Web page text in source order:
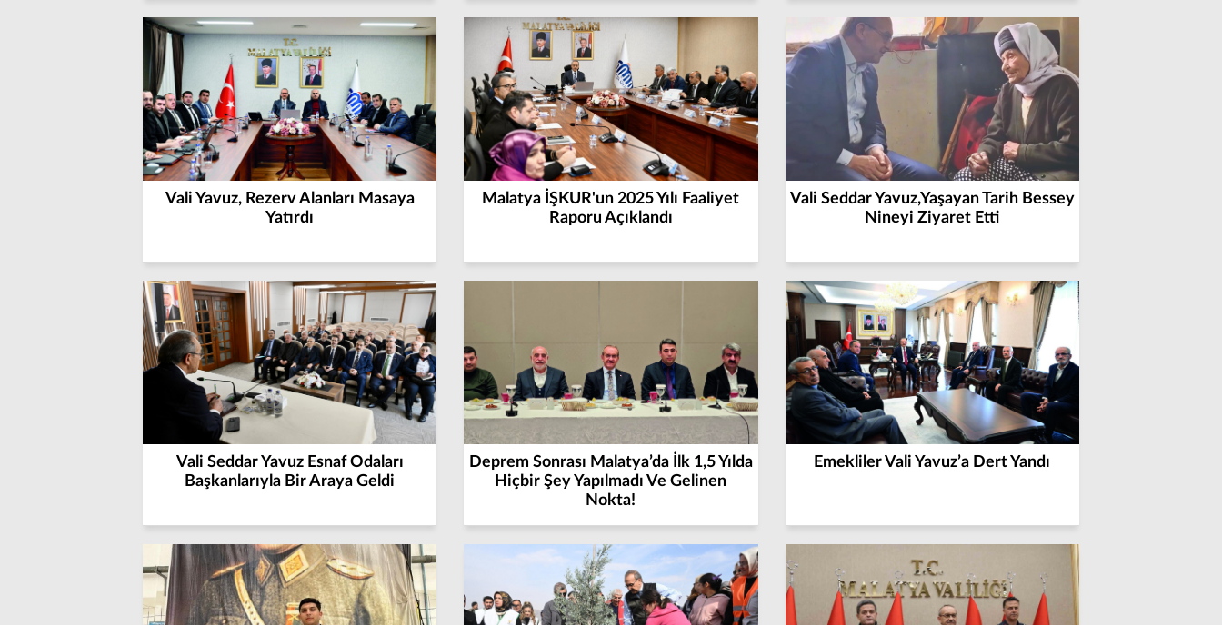
Vali Yavuz, Rezerv Alanları Masaya
Yatırdı
Malatya İŞKUR'un 2025 Yılı Faaliyet
Raporu Açıklandı
Vali Seddar Yavuz,Yaşayan Tarih Bessey
Nineyi Ziyaret Etti
Vali Seddar Yavuz Esnaf Odaları
Başkanlarıyla Bir Araya Geldi
Deprem Sonrası Malatya’da İlk 1,5 Yılda
Hiçbir Şey Yapılmadı Ve Gelinen
Nokta!
Emekliler Vali Yavuz’a Dert Yandı